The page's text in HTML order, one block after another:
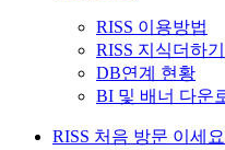
RISS 이용방법
RISS 지식더하기
DB연계 현황
BI 및 배너 다운
RISS 처음 방문 이세